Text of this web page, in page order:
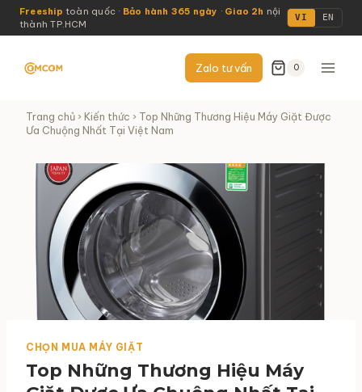
Skip
to
Freeship toàn quốc · Bảo hành 365 ngày · Giao 2h nội
thành TP.HCM
VI EN
Zalo tư vấn 0
Trang chủ ›Kiến thức › Top Những Thương Hiệu Máy Giặt Được
Ưa Chuộng Nhất Tại Việt Nam
CHỌN MUA MÁY GIẶT
Top Những Thương Hiệu Máy